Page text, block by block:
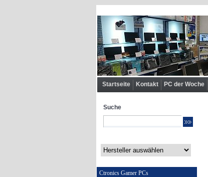
Startseite Kontakt PC der Woche
Suche
Ctronics Gamer PCs